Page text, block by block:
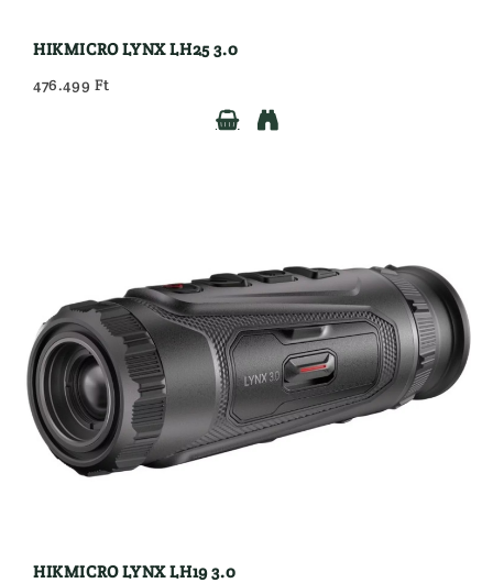
HIKMICRO LYNX LH25 3.0
476.499 Ft


HIKMICRO LYNX LH19 3.0